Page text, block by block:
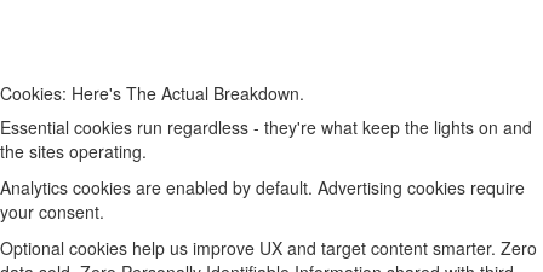
Cookies: Here's The Actual Breakdown.
Essential cookies run regardless - they're what keep the lights on and
the sites operating.
Analytics cookies are enabled by default. Advertising cookies require
your consent.
Optional cookies help us improve UX and target content smarter. Zero